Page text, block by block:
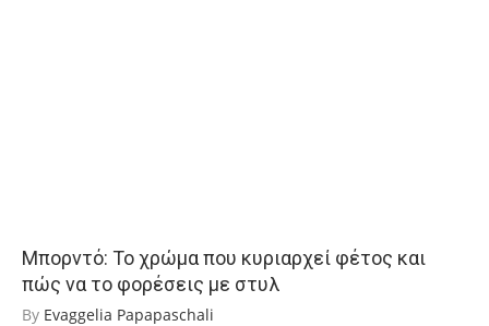
Μπορντό: Το χρώμα που κυριαρχεί φέτος και
πώς να το φορέσεις με στυλ
By Evaggelia Papapaschali